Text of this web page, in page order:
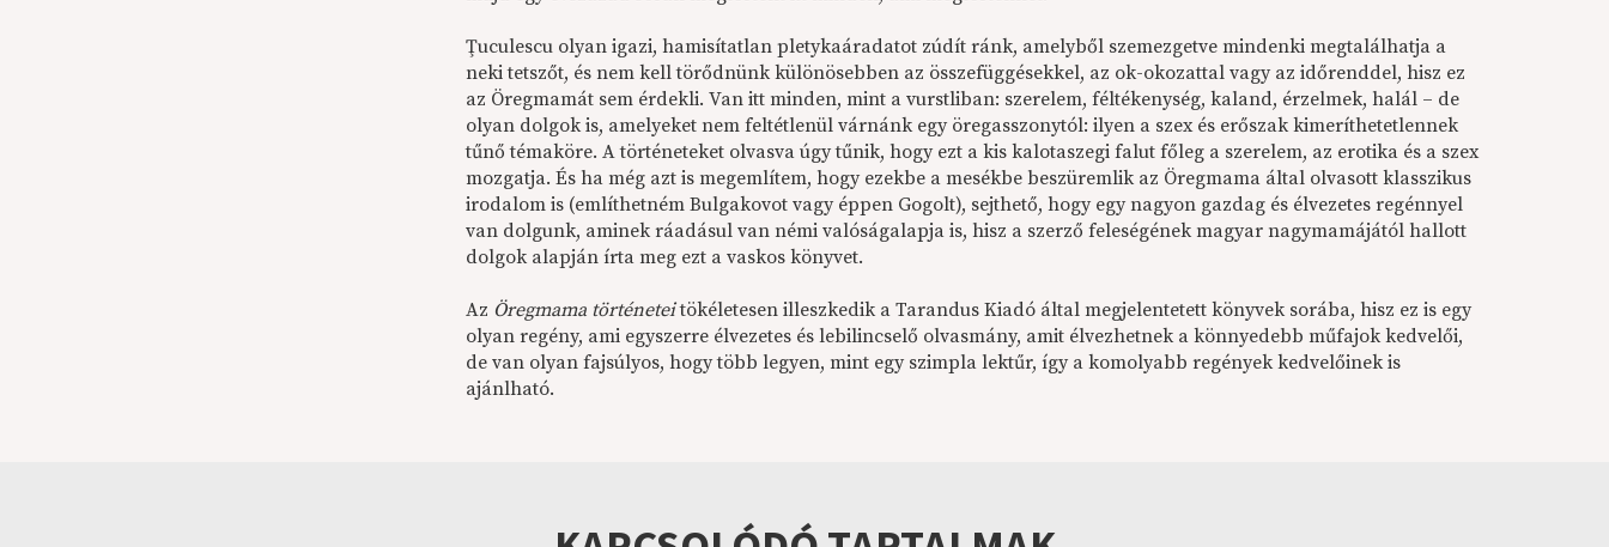
Ţuculescu olyan igazi, hamisítatlan pletykaáradatot zúdít ránk, amelyből szemezgetve mindenki megtalálhatja a
neki tetszőt, és nem kell törődnünk különösebben az összefüggésekkel, az ok-okozattal vagy az időrenddel, hisz ez
az Öregmamát sem érdekli. Van itt minden, mint a vurstliban: szerelem, féltékenység, kaland, érzelmek, halál – de
olyan dolgok is, amelyeket nem feltétlenül várnánk egy öregasszonytól: ilyen a szex és erőszak kimeríthetetlennek
tűnő témaköre. A történeteket olvasva úgy tűnik, hogy ezt a kis kalotaszegi falut főleg a szerelem, az erotika és a szex
mozgatja. És ha még azt is megemlítem, hogy ezekbe a mesékbe beszüremlik az Öregmama által olvasott klasszikus
irodalom is (említhetném Bulgakovot vagy éppen Gogolt), sejthető, hogy egy nagyon gazdag és élvezetes regénnyel
van dolgunk, aminek ráadásul van némi valóságalapja is, hisz a szerző feleségének magyar nagymamájától hallott
dolgok alapján írta meg ezt a vaskos könyvet.
Az Öregmama történeteitökéletesen illeszkedik a Tarandus Kiadó által megjelentetett könyvek sorába, hisz ez is egy
olyan regény, ami egyszerre élvezetes és lebilincselő olvasmány, amit élvezhetnek a könnyedebb műfajok kedvelői,
de van olyan fajsúlyos, hogy több legyen, mint egy szimpla lektűr, így a komolyabb regények kedvelőinek is
ajánlható.